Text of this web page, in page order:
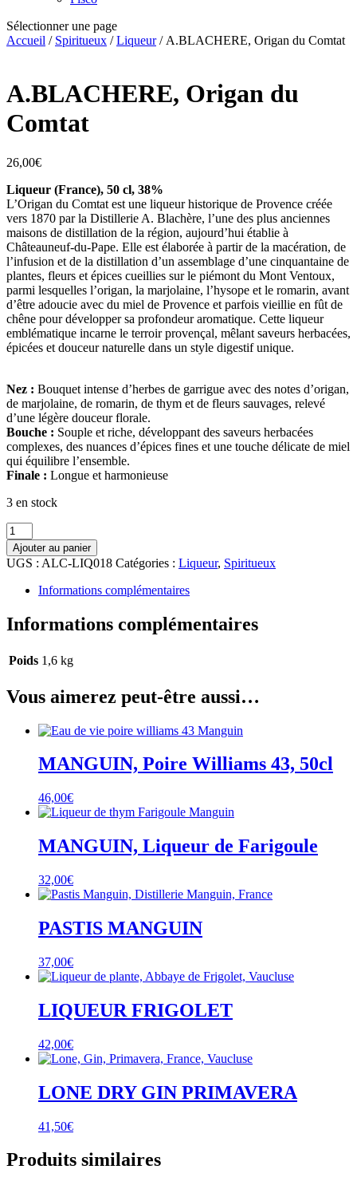
Sélectionner une page
Accueil / Spiritueux /Liqueur/ A.BLACHERE, Origan du Comtat
A.BLACHERE, Origan du
Comtat
26,00€
Liqueur (France), 50 cl, 38%
L’Origan du Comtat est une liqueur historique de Provence créée
vers 1870 par la Distillerie A. Blachère, l’une des plus anciennes
maisons de distillation de la région, aujourd’hui établie à
Châteauneuf-du-Pape. Elle est élaborée à partir de la macération, de
l’infusion et de la distillation d’un assemblage d’une cinquantaine de
plantes, fleurs et épices cueillies sur le piémont du Mont Ventoux,
parmi lesquelles l’origan, la marjolaine, l’hysope et le romarin, avant
d’être adoucie avec du miel de Provence et parfois vieillie en fût de
chêne pour développer sa profondeur aromatique. Cette liqueur
emblématique incarne le terroir provençal, mêlant saveurs herbacées,
épicées et douceur naturelle dans un style digestif unique.
Nez : Bouquet intense d’herbes de garrigue avec des notes d’origan,
de marjolaine, de romarin, de thym et de fleurs sauvages, relevé
d’une légère douceur florale.
Bouche : Souple et riche, développant des saveurs herbacées
complexes, des nuances d’épices fines et une touche délicate de miel
qui équilibre l’ensemble.
Finale : Longue et harmonieuse
3 en stock
quantité
de
A.BLACHERE,
Origan
Comtat
Ajouter au panier
UGS : ALC-LIQ018 Catégories : Liqueur, Spiritueux
Informations complémentaires
Informations complémentaires
Poids 1,6 kg
Vous aimerez peut-être aussi…
MANGUIN, Poire Williams 43, 50cl
46,00€
MANGUIN, Liqueur de Farigoule
32,00€
PASTIS MANGUIN
37,00€
LIQUEUR FRIGOLET
42,00€
LONE DRY GIN PRIMAVERA
41,50€
Produits similaires